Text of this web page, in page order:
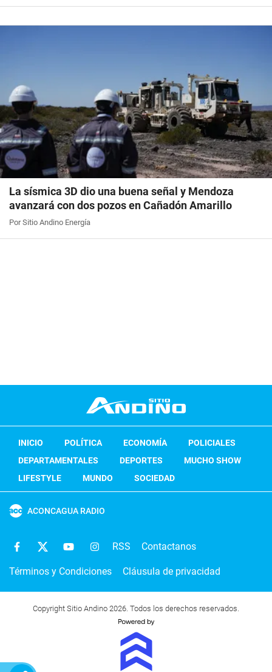
La sísmica 3D dio una buena señal y Mendoza
avanzará con dos pozos en Cañadón Amarillo
Por Sitio Andino Energía
INICIO POLÍTICA ECONOMÍA
POLICIALES
DEPARTAMENTALES
DEPORTES
MUCHO SHOW
LIFESTYLE
MUNDO SOCIEDAD
ACONCAGUA RADIO
RSS Contactanos
Términos y Condiciones Cláusula de privacidad
Copyright Sitio Andino 2026. Todos los derechos reservados.